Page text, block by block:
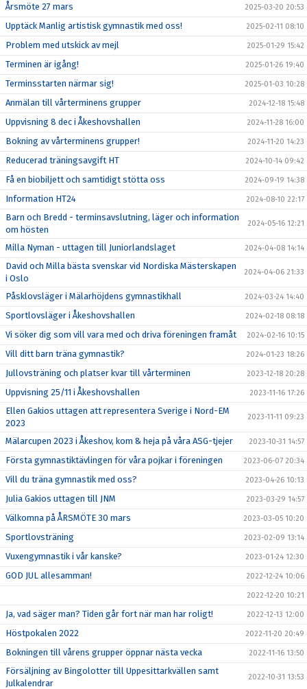
Årsmöte 27 mars 2025-03-20 20:53
Upptäck Manlig artistisk gymnastik med oss! 2025-02-11 08:10
Problem med utskick av mejl 2025-01-29 15:42
Terminen är igång! 2025-01-26 19:40
Terminsstarten närmar sig! 2025-01-03 10:28
Anmälan till vårterminens grupper 2024-12-18 15:48
Uppvisning 8 dec i Åkeshovshallen 2024-11-28 16:00
Bokning av vårterminens grupper! 2024-11-20 14:23
Reducerad träningsavgift HT 2024-10-14 09:42
Få en biobiljett och samtidigt stötta oss 2024-09-19 14:38
Information HT24 2024-08-10 22:17
Barn och Bredd - terminsavslutning, läger och information
om hösten
2024-05-16 12:21
Milla Nyman - uttagen till Juniorlandslaget 2024-04-08 14:14
David och Milla bästa svenskar vid Nordiska Mästerskapen
i Oslo
2024-04-06 21:33
Påsklovsläger i Mälarhöjdens gymnastikhall 2024-03-24 14:40
Sportlovsläger i Åkeshovshallen 2024-02-18 08:18
Vi söker dig som vill vara med och driva föreningen framåt 2024-02-16 10:15
Vill ditt barn träna gymnastik? 2024-01-23 18:26
Jullovsträning och platser kvar till vårterminen 2023-12-18 20:28
Uppvisning 25/11 i Åkeshovshallen 2023-11-16 17:26
Ellen Gakios uttagen att representera Sverige i Nord-EM
2023
2023-11-11 09:23
Mälarcupen 2023 i Åkeshov, kom & heja på våra ASG-tjejer 2023-10-31 14:57
Första gymnastiktävlingen för våra pojkar i föreningen 2023-06-07 20:34
Vill du träna gymnastik med oss? 2023-04-26 10:13
Julia Gakios uttagen till JNM 2023-03-29 14:57
Välkomna på ÅRSMÖTE 30 mars 2023-03-05 10:20
Sportlovsträning 2023-02-09 13:14
Vuxengymnastik i vår kanske? 2023-01-24 12:30
GOD JUL allesamman! 2022-12-24 10:06
2022-12-20 10:21
Ja, vad säger man? Tiden går fort när man har roligt! 2022-12-13 12:00
Höstpokalen 2022 2022-11-20 20:49
Bokningen till vårens grupper öppnar nästa vecka 2022-11-16 13:50
Försäljning av Bingolotter till Uppesittarkvällen samt
Julkalendrar
2022-10-31 13:53